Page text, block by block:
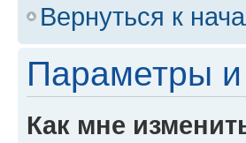
Вернуться к
Параметры и
Как мне